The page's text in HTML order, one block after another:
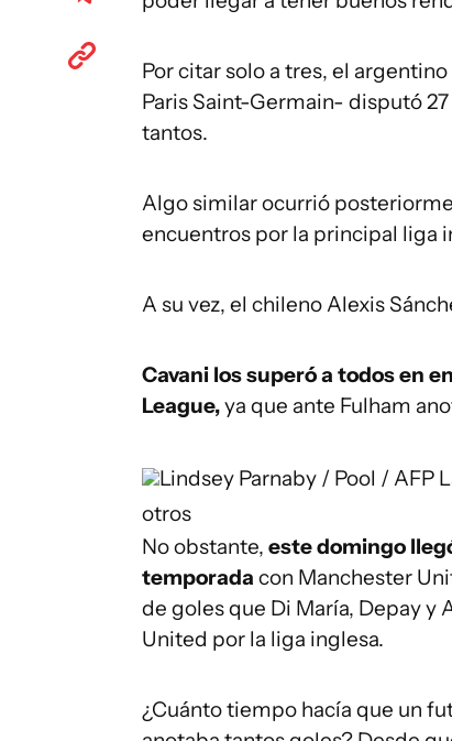
Por citar solo a tres, el
Paris Saint-Germain- disputó
tantos.
Algo similar ocurrió
encuentros por la principal liga
A su vez, el chileno Alexis
Cavani los superó a todos en
League,ya que ante Fulham
Lindsey Parnaby / Pool / AFP
otros
No obstante, este domingo
temporada con Manchester
de goles que Di María, Depay y
United por la liga inglesa.
¿Cuánto tiempo hacía que un